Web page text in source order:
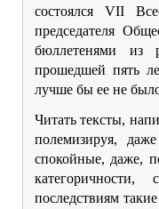
состоялся VII
председателя
бюллетенями из
прошедшей пять
лучше бы ее не
Читать тексты,
полемизируя,
спокойные, даже,
последствиям